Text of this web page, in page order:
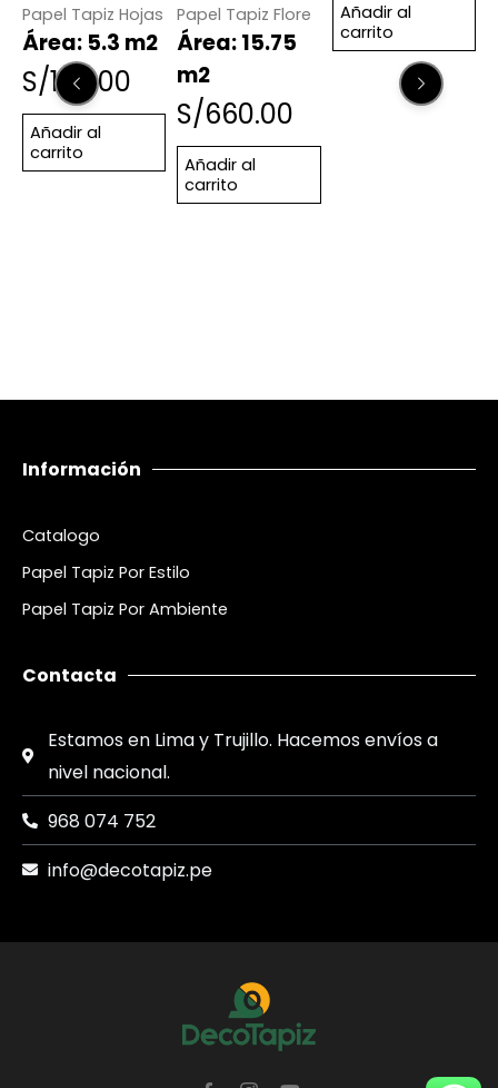
Papel Tapiz Hojas
Área: 5.3 m2
S/180.00
Añadir al
carrito
Papel Tapiz Flore
Área: 15.75
m2
S/660.00
Añadir al
carrito
Añadir al
carrito
Información
Catalogo
Papel Tapiz Por Estilo
Papel Tapiz Por Ambiente
Contacta
Estamos en Lima y Trujillo. Hacemos envíos a
nivel nacional.
968 074 752
info@decotapiz.pe